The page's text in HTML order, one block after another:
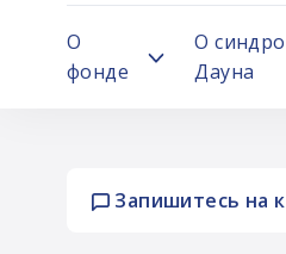
О
фонде
О
Дауна
Запишитесь на